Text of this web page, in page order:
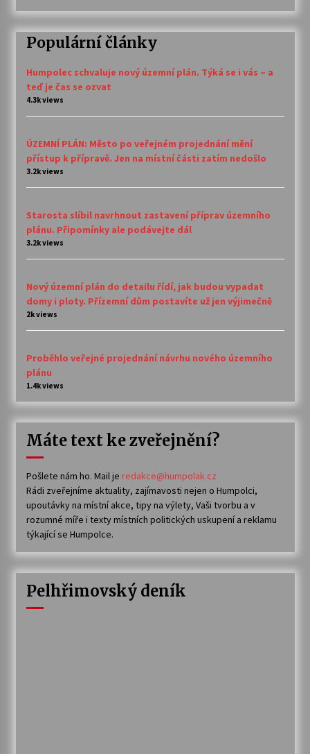
Populární články
Humpolec schvaluje nový územní plán. Týká se i vás – a
teď je čas se ozvat
4.3k views
ÚZEMNÍ PLÁN: Město po veřejném projednání mění
přístup k přípravě. Jen na místní části zatím nedošlo
3.2k views
Starosta slíbil navrhnout zastavení příprav územního
plánu. Připomínky ale podávejte dál
3.2k views
Nový územní plán do detailu řídí, jak budou vypadat
domy i ploty. Přízemní dům postavíte už jen výjimečně
2k views
Proběhlo veřejné projednání návrhu nového územního
plánu
1.4k views
Máte text ke zveřejnění?
Pošlete nám ho. Mail je redakce@humpolak.cz
Rádi zveřejníme aktuality, zajímavosti nejen o Humpolci,
upoutávky na místní akce, tipy na výlety, Vaši tvorbu a v
rozumné míře i texty místních politických uskupení a reklamu
týkající se Humpolce.
Pelhřimovský deník